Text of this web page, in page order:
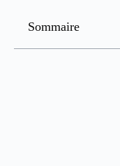
Sommaire